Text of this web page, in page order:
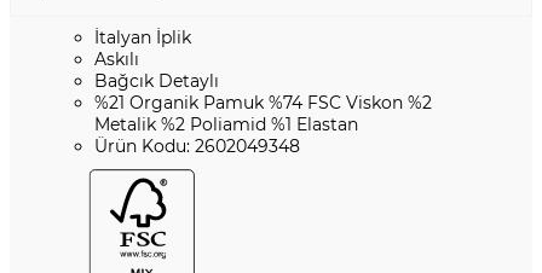
İtalyan İplik
Askılı
Bağcık Detaylı
%21 Organik Pamuk %74 FSC Viskon %2
Metalik %2 Poliamid %1 Elastan
Ürün Kodu: 2602049348